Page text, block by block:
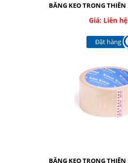
BĂNG KEO TRONG
Giá: Liên hệ
Đặt hàng
BĂNG KEO TRONG